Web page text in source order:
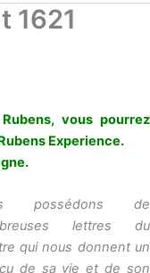
1621
vous pourrez
Experience.
possédons de
lettres du
qui nous donnent un
de sa vie et de son